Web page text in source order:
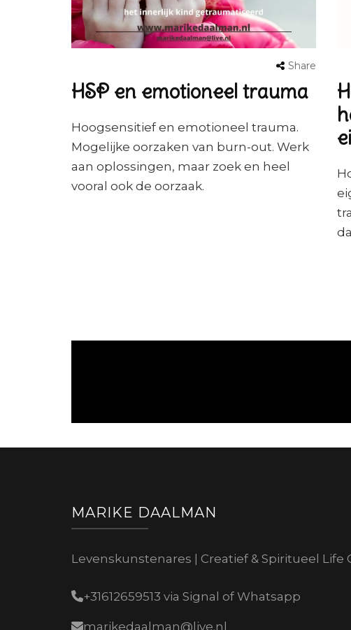
Share
HSP en emotioneel trauma
Hoogsensitief en emotioneel trauma.
Mogelijke oorzaken van burn-out. Werk
aan oplossingen, maar zoek en heel
vooral ook de oorzaak.
MARIKE DAALMAN
Levenskunstenares | Creatief & Spiritueel
+31612659513 via Signal of Whatsapp
marikedaalman@live.nl